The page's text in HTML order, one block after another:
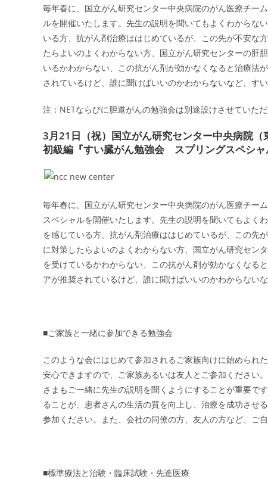
毎年春に、国立がん研究センター中央病院のがん医療チー
ルを開催いたします。先生の説明を聞いてもよくわからな
いる方、抗がん剤治療ははじめているが、この先が不安な
たらよいのよくわからない方、国立がん研究センターの肝
いるかわからない、この抗がん剤が効かなくなると治療法
されているけど、誰に聞けばいいのかわからないなど、す
注：NETならびに胆道がんの勉強会は別途設けさせていた
3月21日（祝）国立がん研究センター中央病
初級編『すい臓がん勉強会 スプリングスペシャ
毎年春に、国立がん研究センター中央病院のがん医療チー
スペシャルを開催いたします。先生の説明を聞いてもよく
を感じている方、抗がん剤治療ははじめているが、この先
に対策したらよいのよくわからない方、国立がん研究セン
を受けているかわからない、この抗がん剤が効かなくなる
アが推奨されているけど、誰に聞けばいいのかわからない
■ご家族と一緒に参加できる勉強会
このような会にはじめて参加されるご家族向けに始められ
安心できますので、ご家族あるいは友人とご参加ください
さまもご一緒に先生の説明を聞くようにすることが重要で
ることが、患者さんの生活の質を向上し、治療を成功させ
参加ください。また、会社の同僚の方、友人の方など、ご
■標準療法と治験・臨床試験・先進医療